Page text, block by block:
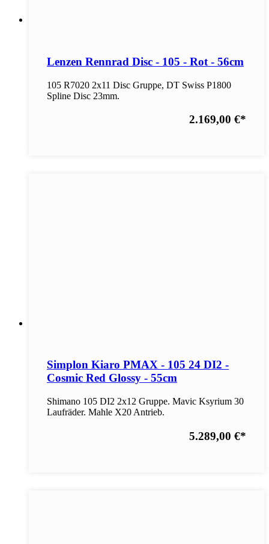
Lenzen Rennrad Disc - 105 - Rot - 56cm
105 R7020 2x11 Disc Gruppe, DT Swiss P1800
Spline Disc 23mm.
2.169,00 €*
Simplon Kiaro PMAX - 105 24 DI2 -
Cosmic Red Glossy - 55cm
Shimano 105 DI2 2x12 Gruppe. Mavic Ksyrium 30
Laufräder. Mahle X20 Antrieb.
5.289,00 €*